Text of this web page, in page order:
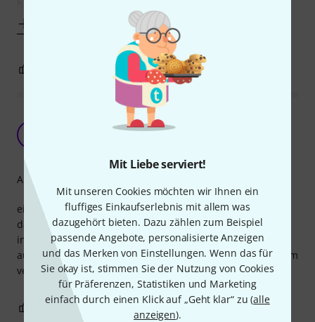
Mit Liebe serviert!
Mit unseren Cookies möchten wir Ihnen ein
fluffiges Einkaufserlebnis mit allem was
dazugehört bieten. Dazu zählen zum Beispiel
passende Angebote, personalisierte Anzeigen
und das Merken von Einstellungen. Wenn das für
Sie okay ist, stimmen Sie der Nutzung von Cookies
für Präferenzen, Statistiken und Marketing
einfach durch einen Klick auf „Geht klar“ zu (alle
anzeigen).
BEWERTUNG MELDEN
Ein Muß für jeden Salsa/Bossa Nova Fan -
mittlere Stufe
einfache klar strukturierte arrangements -tolle platte zum
dazuspielen- tolle möglichkeit mit C-Es und B sowie bass
instrument zu begleiten--wer hat das schon- ensemble
auch möglich -was will man mehr - und schnelle stücke zum
verzweifeln ( - :)sind auch dabei!!
Arrangement
0